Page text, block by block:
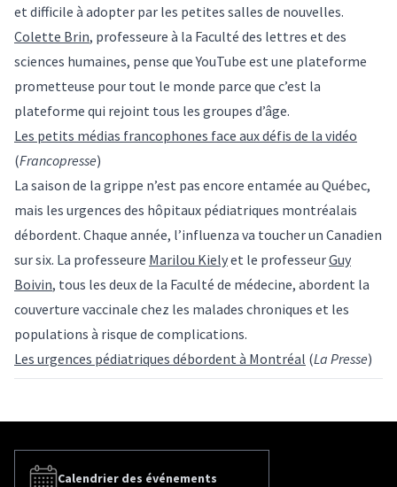
et difficile à adopter par les petites salles de nouvelles.
Colette Brin, professeure à la Faculté des lettres et des
sciences humaines, pense que YouTube est une plateforme
prometteuse pour tout le monde parce que c’est la
plateforme qui rejoint tous les groupes d’âge.
Les petits médias francophones face aux défis de la vidéo
(Francopresse)
La saison de la grippe n’est pas encore entamée au Québec,
mais les urgences des hôpitaux pédiatriques montréalais
débordent. Chaque année, l’influenza va toucher un Canadien
sur six. La professeure Marilou Kielyet le professeurGuy
Boivin, tous les deux de la Faculté de médecine, abordent la
couverture vaccinale chez les malades chroniques et les
populations à risque de complications.
Les urgences pédiatriques débordent à Montréal (La Presse)
Calendrier des événements